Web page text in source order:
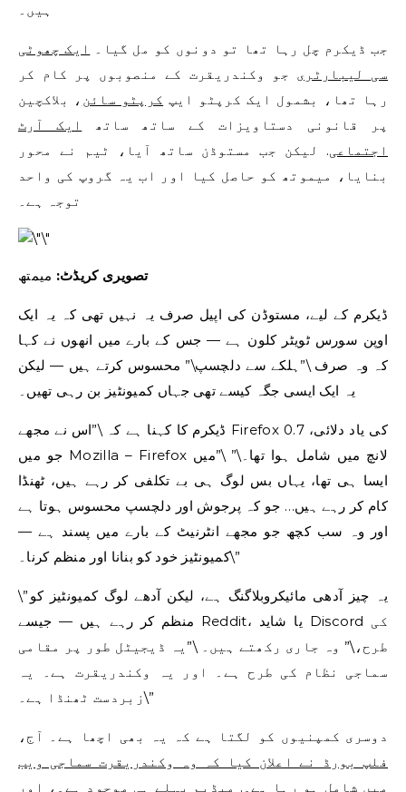
ہیں۔
جب ڈیکرم چل رہا تھا تو دونوں کو مل گیا۔
ایک چھوٹی
سی لیبارٹری جو وکندریقرت کے منصوبوں پر کام کر
رہا تھا، بشمول ایک کرپٹو ایپ کرپٹو سائن ، بلاکچین
پر قانونی دستاویزات کے ساتھ ساتھ
ایک آرٹ
اجتماعی. لیکن جب مستوڈن ساتھ آیا، ٹیم نے محور
بنایا، میموتھ کو حاصل کیا اور اب یہ گروپ کی واحد
توجہ ہے۔
تصویری کریڈٹ: میمتھ
ڈیکرم کے لیے، مستوڈن کی اپیل صرف یہ نہیں تھی کہ یہ ایک
اوپن سورس ٹویٹر کلون ہے — جس کے بارے میں انھوں نے کہا
کہ وہ صرف \”ہلکے سے دلچسپ\” محسوس کرتے ہیں — لیکن
یہ ایک ایسی جگہ کیسے تھی جہاں کمیونٹیز بن رہی تھیں۔
ڈیکرم کا کہنا ہے کہ \”اس نے مجھے Firefox 0.7 کی یاد دلائی،
جو میں Mozilla – Firefox لانچ میں شامل ہوا تھا۔\” \”میں
ایسا ہی تھا، یہاں بس لوگ ہی بے تکلفی کر رہے ہیں، ٹھنڈا
کام کر رہے ہیں… جو کہ پرجوش اور دلچسپ محسوس ہوتا ہے
اور وہ سب کچھ جو مجھے انٹرنیٹ کے بارے میں پسند ہے —
کمیونٹیز خود کو بنانا اور منظم کرنا۔\”
\”یہ چیز آدھی مائیکروبلاگنگ ہے، لیکن آدھے لوگ کمیونٹیز کو
منظم کر رہے ہیں — جیسے Reddit، یا شاید Discord کی
طرح،\” وہ جاری رکھتے ہیں۔ \”یہ ڈیجیٹل طور پر مقامی
سماجی نظام کی طرح ہے۔ اور یہ وکندریقرت ہے۔ یہ
زبردست ٹھنڈا ہے۔\”
دوسری کمپنیوں کو لگتا ہے کہ یہ بھی اچھا ہے۔ آج،
فلپ بورڈ نے اعلان کیا کہ وہ وکندریقرت سماجی ویب
میں شامل ہو رہا ہے۔ . میڈیم پہلے ہی موجود ہے۔ ، اور